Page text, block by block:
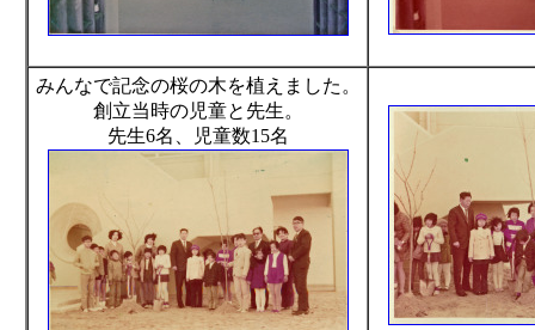
みんなで記念の桜の木を植えました。
創立当時の児童と先生。
先生6名、児童数15名